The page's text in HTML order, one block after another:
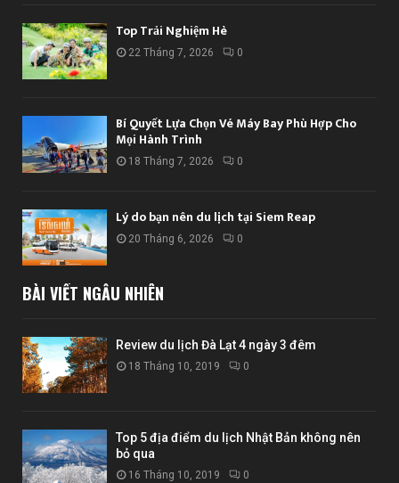
Top Trải Nghiệm Hè
22 Tháng 7, 2026 0
Bí Quyết Lựa Chọn Vé Máy Bay Phù Hợp Cho
Mọi Hành Trình
18 Tháng 7, 2026 0
Lý do bạn nên du lịch tại Siem Reap
20 Tháng 6, 2026 0
BÀI VIẾT NGẪU NHIÊN
Review du lịch Đà Lạt 4 ngày 3 đêm
18 Tháng 10, 2019 0
Top 5 địa điểm du lịch Nhật Bản không nên
bỏ qua
16 Tháng 10, 2019 0